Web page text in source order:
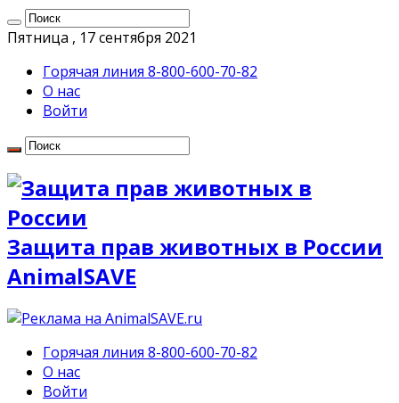
Пятница , 17 сентября 2021
Горячая линия 8-800-600-70-82
О нас
Войти
Защита прав животных в России
AnimalSAVE
Горячая линия 8-800-600-70-82
О нас
Войти